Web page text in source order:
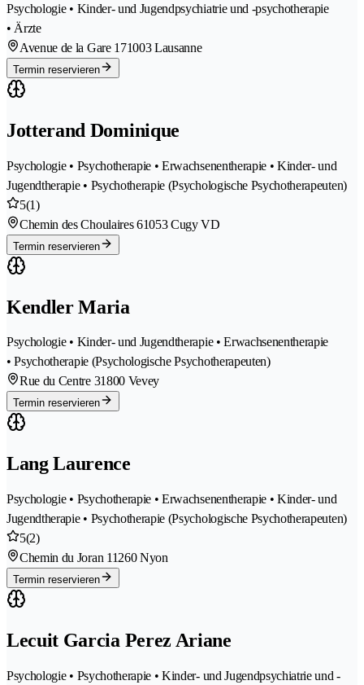
Psychologie • Kinder- und Jugendpsychiatrie und -psychotherapie
• Ärzte
Avenue de la Gare 171003 Lausanne
Termin reservieren
Jotterand Dominique
Psychologie • Psychotherapie • Erwachsenentherapie • Kinder- und
Jugendtherapie • Psychotherapie (Psychologische Psychotherapeuten)
5(1)
Chemin des Choulaires 61053 Cugy VD
Termin reservieren
Kendler Maria
Psychologie • Kinder- und Jugendtherapie • Erwachsenentherapie
• Psychotherapie (Psychologische Psychotherapeuten)
Rue du Centre 31800 Vevey
Termin reservieren
Lang Laurence
Psychologie • Psychotherapie • Erwachsenentherapie • Kinder- und
Jugendtherapie • Psychotherapie (Psychologische Psychotherapeuten)
5(2)
Chemin du Joran 11260 Nyon
Termin reservieren
Lecuit Garcia Perez Ariane
Psychologie • Psychotherapie • Kinder- und Jugendpsychiatrie und -